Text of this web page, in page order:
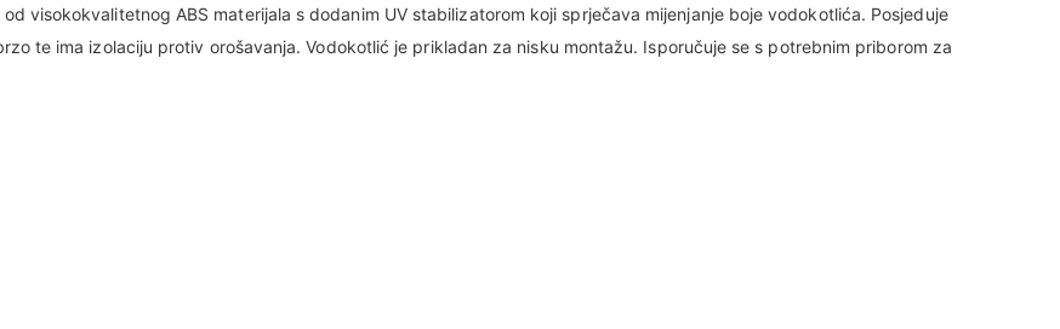
visokokvalitetnog ABS materijala s dodanim UV stabilizatorom koji sprječava mijenjanje boje vodokotlića. Posjeduje
te ima izolaciju protiv orošavanja. Vodokotlić je prikladan za nisku montažu. Isporučuje se s potrebnim priborom za